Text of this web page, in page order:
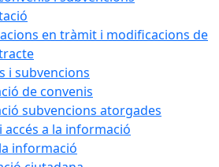
en tràmit i modificacions de
i subvencions
de convenis
subvencions atorgades
accés a la informació
informació